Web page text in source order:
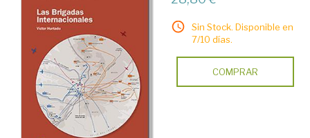
Sin Stock. Disponible en
7/10 días.
COMPRAR